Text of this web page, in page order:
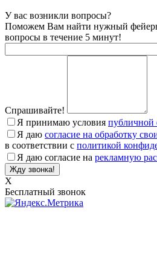
У вас возникли вопросы?
Поможем Вам найти нужный
вопросы в течение 5 минут!
Спрашивайте!
Я принимаю условия публичной
Я даю согласие на обработку
в соответствии с политикой
Я даю согласие на рекламную
X
Бесплатный звонок